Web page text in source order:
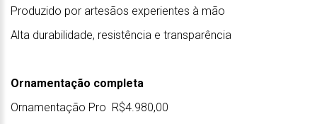
Produzido por artesãos experientes à mão
Alta durabilidade, resistência e transparência
Ornamentação completa
Ornamentação Pro R$4.980,00